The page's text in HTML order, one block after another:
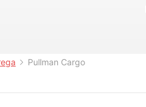
Pullman Cargo